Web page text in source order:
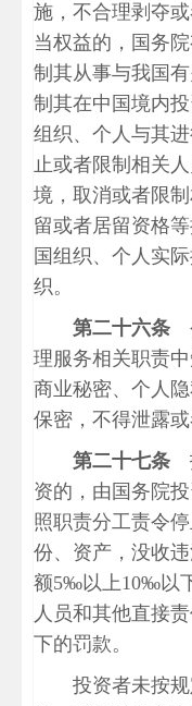
施，不合理剥夺
当权益的，国务
制其从事与我国
制其在中国境内
组织、个人与其
止或者限制相关
境，取消或者限
留或者居留资格
国组织、个人实
织。
第二十六条
理服务相关职责
商业秘密、个人
保密，不得泄露或
第二十七条
资的，由国务院
照职责分工责令
份、资产，没收
额5‰以上10‰以
人员和其他直接
下的罚款。
投资者未按